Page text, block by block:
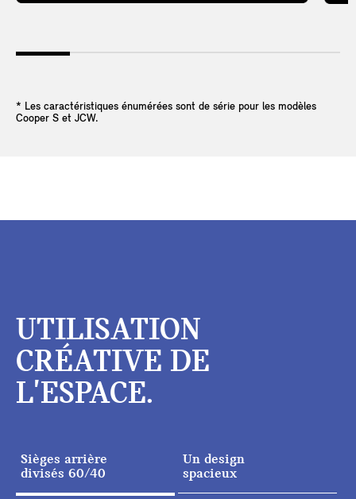
* Les caractéristiques énumérées sont de série pour les modèles
Cooper S et JCW.
UTILISATION
CRÉATIVE DE
L'ESPACE.
Sièges arrière
divisés 60/40
Un design
spacieux